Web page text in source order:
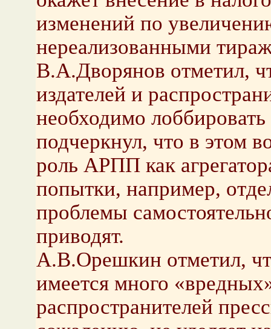
изменений по
нереализованными
В.А.Дворянов отметил,
издателей и
необходимо
подчеркнул, что в этом
роль АРПП как
попытки, например,
проблемы
приводят.
А.В.Орешкин отметил,
имеется много
распространителей